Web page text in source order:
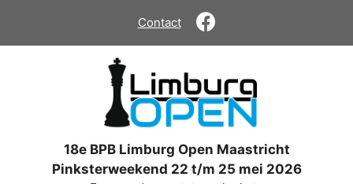
de
Contact
18e BPB Limburg Open Maastricht
Pinksterweekend 22 t/m 25 mei 2026